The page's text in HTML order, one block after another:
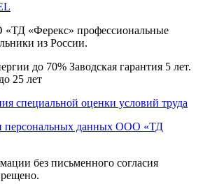
«Ферекс» профессиональные
из России.
до 70% Заводская гарантия 5 лет.
25 лет
специальной оценки условий труда
персональных данных ООО «ТД
без письменного согласия